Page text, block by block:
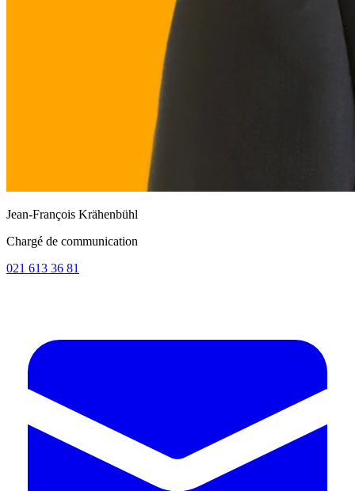
Jean-François Krähenbühl
Chargé de communication
021 613 36 81